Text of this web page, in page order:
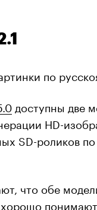
по
доступны две
HD-
SD-роликов
что обе
хорошо